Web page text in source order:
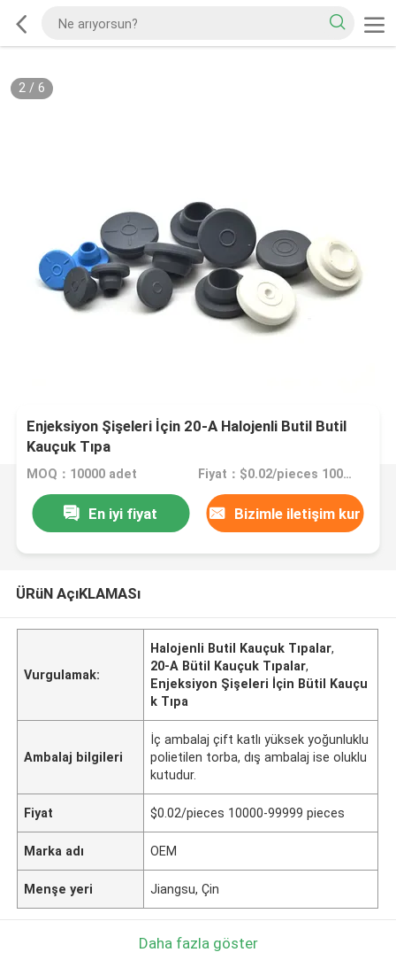
2/ 6
Enjeksiyon Şişeleri İçin 20-A Halojenli Butil Butil
Kauçuk Tıpa
MOQ：10000 adet Fiyat：$0.02/pieces 10000-99999 pieces
En iyi fiyat Bizimle iletişim kur
ÜRüN AçıKLAMASı
Vurgulamak:
Halojenli Butil Kauçuk Tıpalar,
20-A Bütil Kauçuk Tıpalar,
Enjeksiyon Şişeleri İçin Bütil Kauçu
k Tıpa
Ambalaj bilgileri
İç ambalaj çift katlı yüksek yoğunluklu
polietilen torba, dış ambalaj ise oluklu
kutudur.
Fiyat $0.02/pieces 10000-99999 pieces
Marka adı OEM
Menşe yeri Jiangsu, Çin
Daha fazla göster